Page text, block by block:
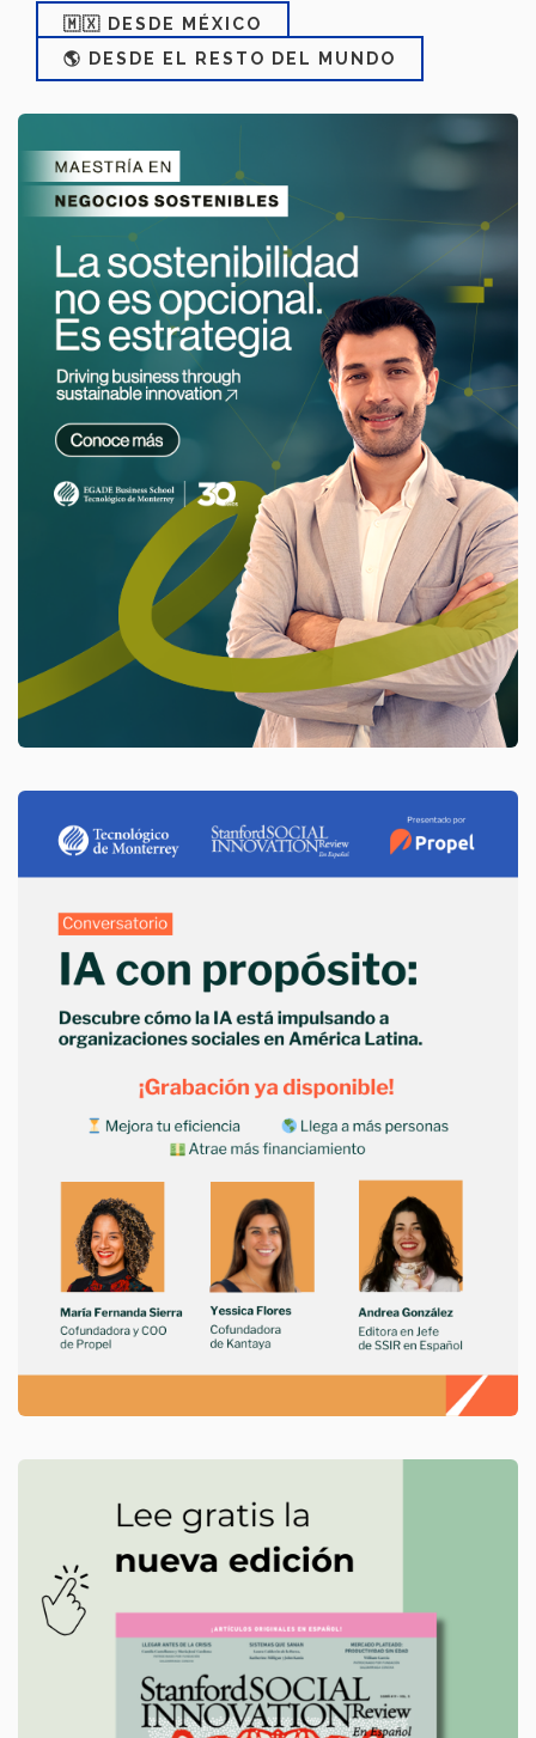
🇲🇽 DESDE MÉXICO
🌎 DESDE EL RESTO DEL MUNDO